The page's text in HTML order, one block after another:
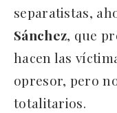
separatistas,
Sánchez, que
hacen las
opresor, pero
totalitarios.